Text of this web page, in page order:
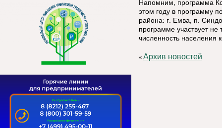
этом году в программу
района: г. Емва, п.
программе участвует
численность населения
«Архив новостей